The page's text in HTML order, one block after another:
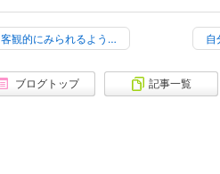
客観的にみられるよう…
ブログトップ 記事一覧